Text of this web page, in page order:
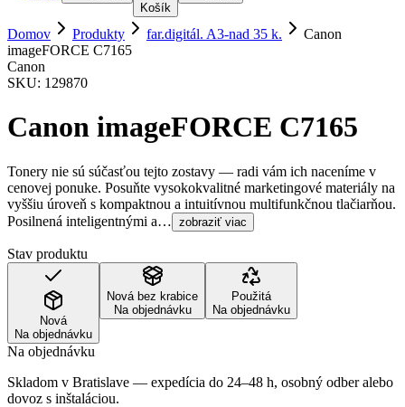
Košík
Domov Produkty far.digitál. A3-nad 35 k.
Canon
imageFORCE C7165
Canon
SKU: 129870
Canon imageFORCE C7165
Tonery nie sú súčasťou tejto zostavy — radi vám ich naceníme v
cenovej ponuke. Posuňte vysokokvalitné marketingové materiály na
vyššiu úroveň s kompaktnou a intuitívnou multifunkčnou tlačiarňou.
Posilnená inteligentnými a… zobraziť viac
Stav produktu
Nová
Na objednávku
Nová bez krabice
Na objednávku
Použitá
Na objednávku
Na objednávku
Skladom v Bratislave — expedícia do 24–48 h, osobný odber alebo
dovoz s inštaláciou.